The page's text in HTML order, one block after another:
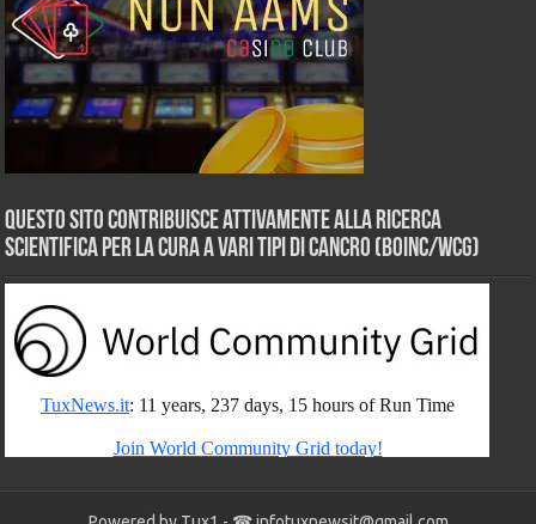
Questo sito contribuisce attivamente alla ricerca
scientifica per la cura a vari tipi di Cancro (BOINC/WCG)